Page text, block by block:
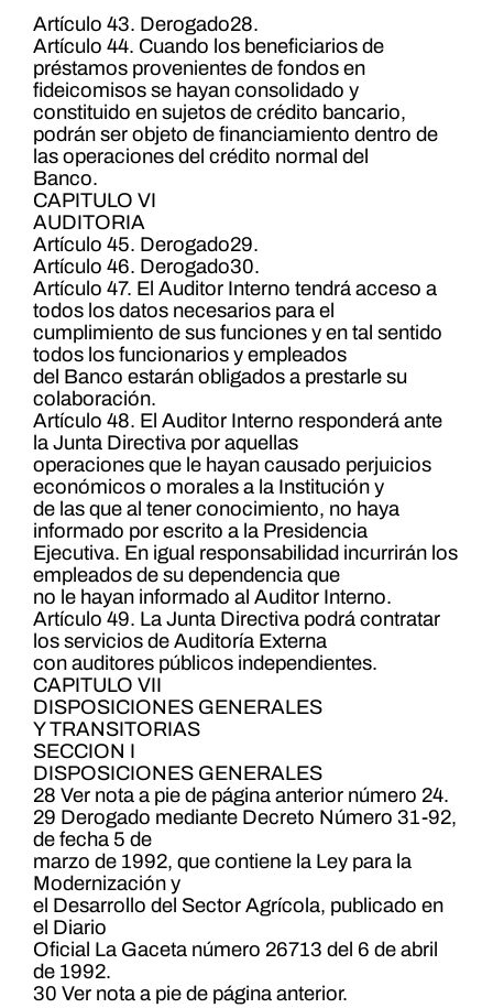
Artículo 43. Derogado28.
Artículo 44. Cuando los beneficiarios de
préstamos provenientes de fondos en
fideicomisos se hayan consolidado y
constituido en sujetos de crédito bancario,
podrán ser objeto de financiamiento dentro de
las operaciones del crédito normal del
Banco.
CAPITULO VI
AUDITORIA
Artículo 45. Derogado29.
Artículo 46. Derogado30.
Artículo 47. El Auditor Interno tendrá acceso a
todos los datos necesarios para el
cumplimiento de sus funciones y en tal sentido
todos los funcionarios y empleados
del Banco estarán obligados a prestarle su
colaboración.
Artículo 48. El Auditor Interno responderá ante
la Junta Directiva por aquellas
operaciones que le hayan causado perjuicios
económicos o morales a la Institución y
de las que al tener conocimiento, no haya
informado por escrito a la Presidencia
Ejecutiva. En igual responsabilidad incurrirán los
empleados de su dependencia que
no le hayan informado al Auditor Interno.
Artículo 49. La Junta Directiva podrá contratar
los servicios de Auditoría Externa
con auditores públicos independientes.
CAPITULO VII
DISPOSICIONES GENERALES
Y TRANSITORIAS
SECCION I
DISPOSICIONES GENERALES
28 Ver nota a pie de página anterior número 24.
29 Derogado mediante Decreto Número 31-92,
de fecha 5 de
marzo de 1992, que contiene la Ley para la
Modernización y
el Desarrollo del Sector Agrícola, publicado en
el Diario
Oficial La Gaceta número 26713 del 6 de abril
de 1992.
30 Ver nota a pie de página anterior.